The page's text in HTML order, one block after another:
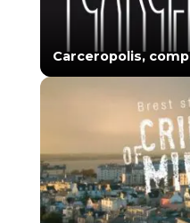
Carceropolis,
CitaZine